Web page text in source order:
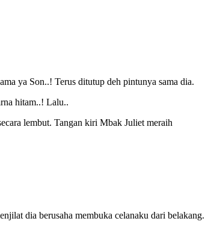
ya Son..! Terus ditutup deh pintunya sama dia.
hitam..! Lalu..
lembut. Tangan kiri Mbak Juliet meraih
dia berusaha membuka celanaku dari belakang.